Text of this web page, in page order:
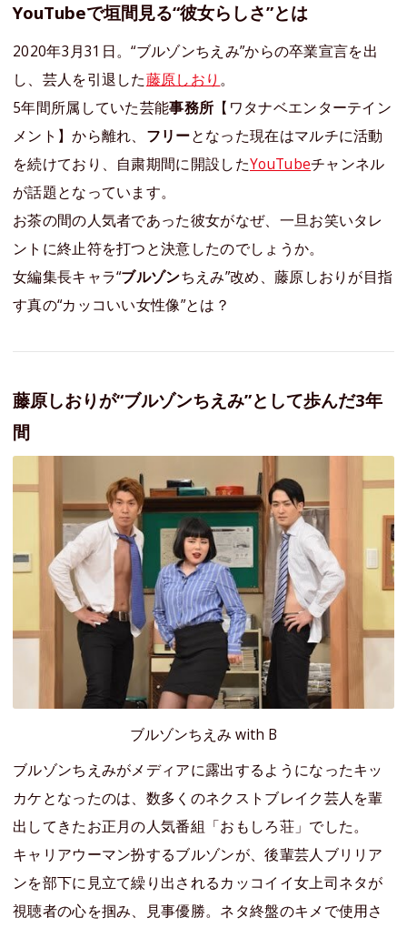
YouTubeで垣間見る“彼女らしさ”とは
2020年3月31日。“ブルゾンちえみ”からの卒業宣言を出
し、芸人を引退した藤原しおり 。
5年間所属していた芸能事務所 【ワタナベエンターテイン
メント】から離れ、 フリーとなった現在はマルチに活動
を続けており、自粛期間に開設したYouTubeチャンネル
が話題となっています。
お茶の間の人気者であった彼女がなぜ、一旦お笑いタレ
ントに終止符を打つと決意したのでしょうか。
女編集長キャラ“ブルゾンちえみ”改め、藤原しおりが目指
す真の“カッコいい女性像”とは？
藤原しおりが“ブルゾンちえみ”として歩んだ3年
間
ブルゾンちえみ with B
ブルゾンちえみがメディアに露出するようになったキッ
カケとなったのは、数多くのネクストブレイク芸人を輩
出してきたお正月の人気番組「おもしろ荘」でした。
キャリアウーマン扮するブルゾンが、後輩芸人ブリリア
ンを部下に見立て繰り出されるカッコイイ女上司ネタが
視聴者の心を掴み、見事優勝。ネタ終盤のキメで使用さ